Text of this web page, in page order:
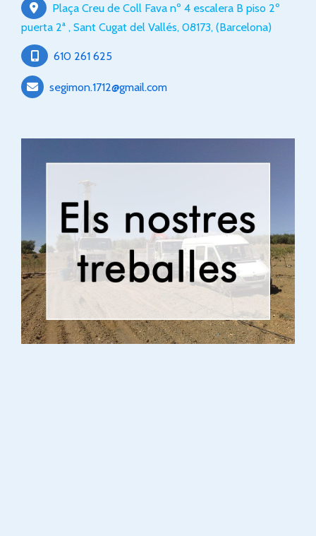
Plaça Creu de Coll Fava nº 4 escalera B piso 2º
puerta 2ª , Sant Cugat del Vallés, 08173, (Barcelona)
610 261 625
segimon.1712 gmail.com